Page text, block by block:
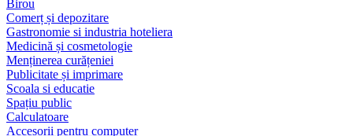
Birou
Comerț și depozitare
Gastronomie si industria hoteliera
Medicină și cosmetologie
Menținerea curățeniei
Publicitate și imprimare
Scoala si educatie
Spațiu public
Calculatoare
Accesorii pentru computer